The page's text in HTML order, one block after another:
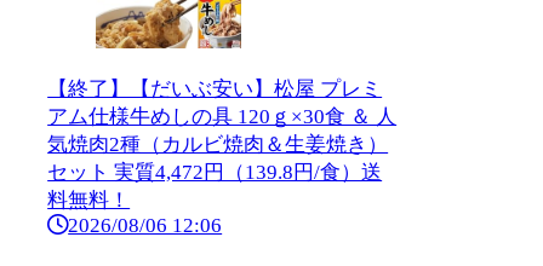
【終了】【だいぶ安い】松屋 プレミ
アム仕様牛めしの具 120ｇ×30食 ＆ 人
気焼肉2種（カルビ焼肉＆生姜焼き）
セット 実質4,472円（139.8円/食）送
料無料！
2026/08/06 12:06